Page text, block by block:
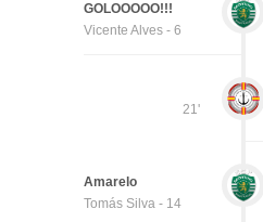
GOLOOOOO!!!
Vicente Alves - 6
21'
Amarelo
Tomás Silva - 14